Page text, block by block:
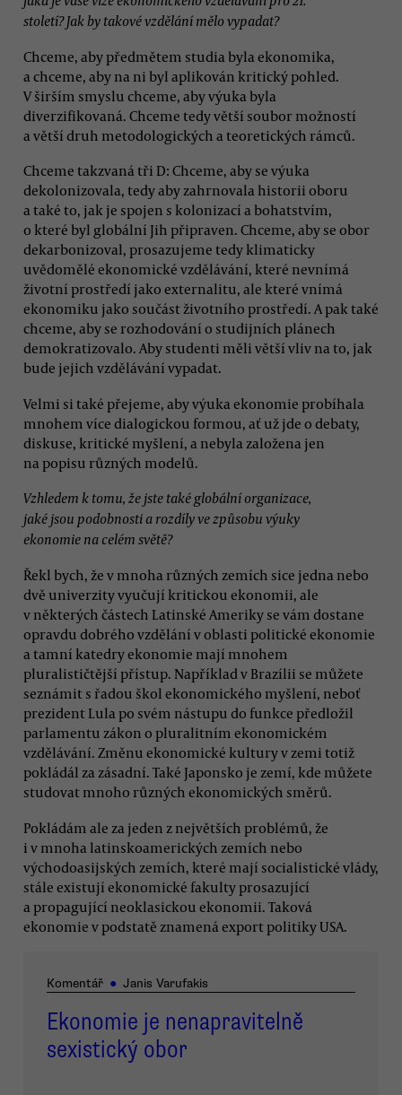
století? Jak by takové vzdělání mělo vypadat?
Chceme, aby předmětem studia byla ekonomika,
a chceme, aby na ni byl aplikován kritický pohled.
V širším smyslu chceme, aby výuka byla
diverzifikovaná. Chceme tedy větší soubor možností
a větší druh metodologických a teoretických rámců.
Chceme takzvaná tři D: Chceme, aby se výuka
dekolonizovala, tedy aby zahrnovala historii oboru
a také to, jak je spojen s kolonizací a bohatstvím,
o které byl globální Jih připraven. Chceme, aby se obor
dekarbonizoval, prosazujeme tedy klimaticky
uvědomělé ekonomické vzdělávání, které nevnímá
životní prostředí jako externalitu, ale které vnímá
ekonomiku jako součást životního prostředí. A pak také
chceme, aby se rozhodování o studijních plánech
demokratizovalo. Aby studenti měli větší vliv na to, jak
bude jejich vzdělávání vypadat.
Velmi si také přejeme, aby výuka ekonomie probíhala
mnohem více dialogickou formou, ať už jde o debaty,
diskuse, kritické myšlení, a nebyla založena jen
na popisu různých modelů.
Vzhledem k tomu, že jste také globální organizace,
jaké jsou podobnosti a rozdíly ve způsobu výuky
ekonomie na celém světě?
Řekl bych, že v mnoha různých zemích sice jedna nebo
dvě univerzity vyučují kritickou ekonomii, ale
v některých částech Latinské Ameriky se vám dostane
opravdu dobrého vzdělání v oblasti politické ekonomie
a tamní katedry ekonomie mají mnohem
pluralističtější přístup. Například v Brazílii se můžete
seznámit s řadou škol ekonomického myšlení, neboť
prezident Lula po svém nástupu do funkce předložil
parlamentu zákon o pluralitním ekonomickém
vzdělávání. Změnu ekonomické kultury v zemi totiž
pokládál za zásadní. Také Japonsko je zemí, kde můžete
studovat mnoho různých ekonomických směrů.
Pokládám ale za jeden z největších problémů, že
i v mnoha latinskoamerických zemích nebo
východoasijských zemích, které mají socialistické vlády,
stále existují ekonomické fakulty prosazující
a propagující neoklasickou ekonomii. Taková
ekonomie v podstatě znamená export politiky USA.
Komentář ● Janis Varufakis
Ekonomie je nenapravitelně
sexistický obor